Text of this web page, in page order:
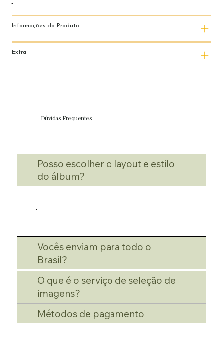
Informações do Produto
Extra
Dúvidas Frequentes
Posso escolher o layout e estilo
do álbum?
Vocês enviam para todo o
Brasil?
O que é o serviço de seleção de
imagens?
Métodos de pagamento